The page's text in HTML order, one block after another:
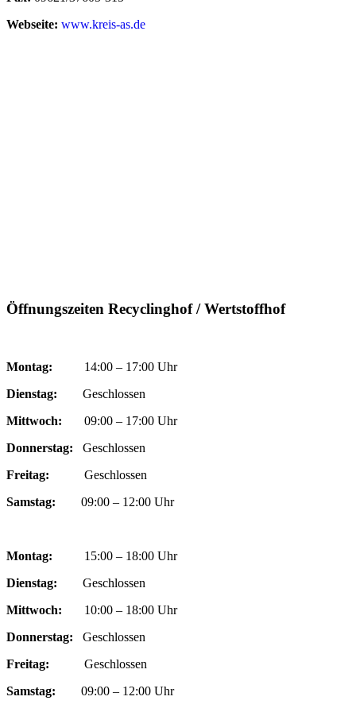
Webseite: www.kreis-as.de
Öffnungszeiten Recyclinghof / Wertstoffhof
Montag: 14:00 – 17:00 Uhr
Dienstag: Geschlossen
Mittwoch: 09:00 – 17:00 Uhr
Donnerstag: Geschlossen
Freitag: Geschlossen
Samstag:
09:00 – 12:00 Uhr
Montag: 15:00 – 18:00 Uhr
Dienstag: Geschlossen
Mittwoch: 10:00 – 18:00 Uhr
Donnerstag: Geschlossen
Freitag: Geschlossen
Samstag:
09:00 – 12:00 Uhr